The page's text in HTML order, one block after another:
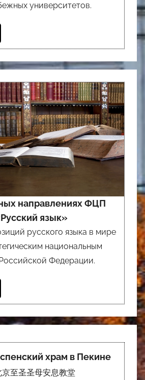
университетов.
направлениях ФЦП
язык»
русского языка в мире
национальным
Федерации.
храм в Пекине
京至圣圣母安息教堂